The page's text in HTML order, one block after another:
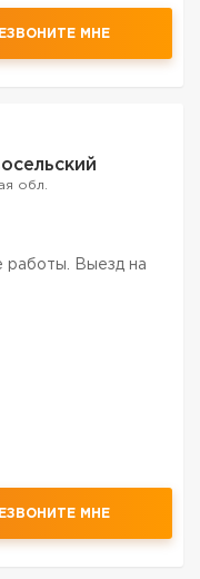
МНЕ
обл.
работы. Выезд на
МНЕ